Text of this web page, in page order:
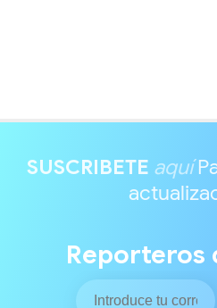
SUSCRIBETE aquí
Reporteros